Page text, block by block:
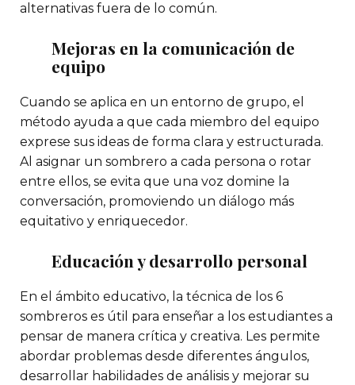
alternativas fuera de lo común.
Mejoras en la comunicación de
equipo
Cuando se aplica en un entorno de grupo, el
método ayuda a que cada miembro del equipo
exprese sus ideas de forma clara y estructurada.
Al asignar un sombrero a cada persona o rotar
entre ellos, se evita que una voz domine la
conversación, promoviendo un diálogo más
equitativo y enriquecedor.
Educación y desarrollo personal
En el ámbito educativo, la técnica de los 6
sombreros es útil para enseñar a los estudiantes a
pensar de manera crítica y creativa. Les permite
abordar problemas desde diferentes ángulos,
desarrollar habilidades de análisis y mejorar su